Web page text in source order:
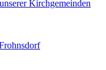
Kirchgemeinden